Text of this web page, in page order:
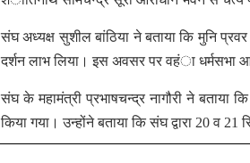
संघ अध्यक्ष सुशील बांठिया ने बताया कि मुनि
दर्शन लाभ लिया। इस अवसर पर वहंा धर्मसभा
संघ के महामंत्री प्रभाषचन्द्र नागौरी ने बताया
किया गया। उन्होंने बताया कि संघ द्वारा 20 व 21